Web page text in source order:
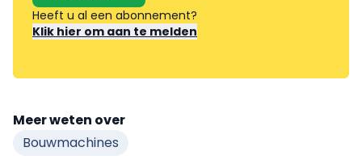
Heeft u al een abonnement?
Klik hier om aan te melden
Meer weten over
Bouwmachines